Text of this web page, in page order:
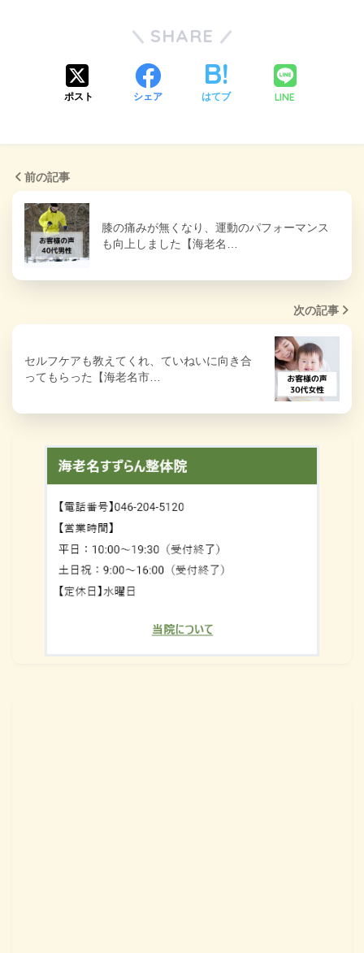
SHARE
ポスト シェア はてブ LINE
前の記事
膝の痛みが無くなり、運動のパフォーマンス
も向上しました【海老名…
次の記事
セルフケアも教えてくれ、ていねいに向き合
ってもらった【海老名市…